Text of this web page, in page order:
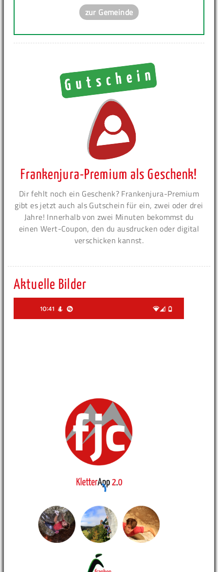
zur Gemeinde
Frankenjura-Premium als Geschenk!
Dir fehlt noch ein Geschenk? Frankenjura-Premium
gibt es jetzt auch als Gutschein für ein, zwei oder drei
Jahre! Innerhalb von zwei Minuten bekommst du
einen Wert-Coupon, den du ausdrucken oder digital
verschicken kannst.
Aktuelle Bilder